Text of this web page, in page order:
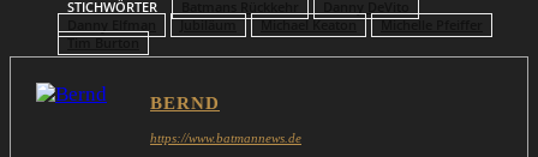
STICHWÖRTER
Jubiläum Michael Keaton
Michelle Pfeiffer
Tim Burton
BERND
https://www.batmannews.de